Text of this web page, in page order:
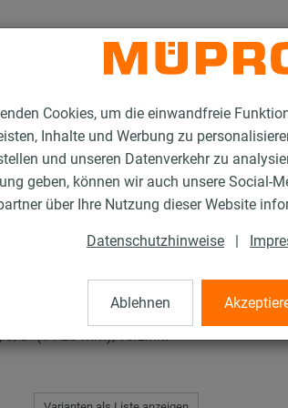
Cookies, um die einwandfreie
Inhalte und Werbung zu
und unseren Datenverkehr zu
geben, können wir auch unsere Social-
über Ihre Nutzung dieser Website
Datenschutzhinweise |
Ablehnen
8" (14-20 mm), verzinkt